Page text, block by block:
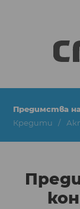
Предимства
Кредити